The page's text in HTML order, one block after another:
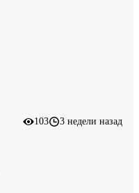
103 3 недели назад